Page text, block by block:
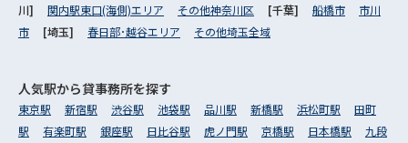
川] 関内駅東口(海側)エリア その他神奈川区 [千葉] 船橋市
市川
市
[埼玉] 春日部･越谷エリア その他埼玉全域
人気駅から貸事務所を探す
東京駅 新宿駅 渋谷駅 池袋駅 品川駅 新橋駅 浜松町駅
田町
駅
有楽町駅 銀座駅 日比谷駅 虎ノ門駅 京橋駅 日本橋駅
九段